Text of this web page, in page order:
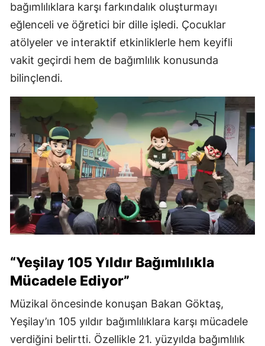
bağımlılıklara karşı farkındalık oluşturmayı
eğlenceli ve öğretici bir dille işledi. Çocuklar
atölyeler ve interaktif etkinliklerle hem keyifli
vakit geçirdi hem de bağımlılık konusunda
bilinçlendi.
“Yeşilay 105 Yıldır Bağımlılıkla
Mücadele Ediyor”
Müzikal öncesinde konuşan Bakan Göktaş,
Yeşilay’ın 105 yıldır bağımlılıklara karşı mücadele
verdiğini belirtti. Özellikle 21. yüzyılda bağımlılık